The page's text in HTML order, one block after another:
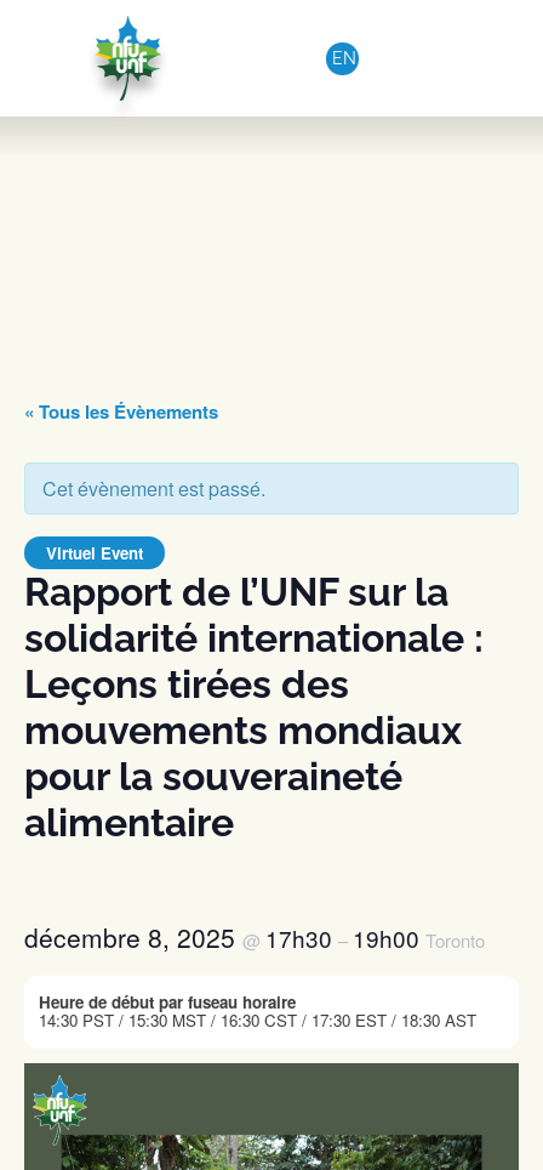
Aller au contenu
EN
« Tous les Évènements
Cet évènement est passé.
Rapport de l’UNF sur la
solidarité internationale :
Leçons tirées des
mouvements mondiaux
pour la souveraineté
alimentaire
Virtuel Event
décembre 8, 2025 @ 17h30 – 19h00 Toronto
Heure de début par fuseau horaire
14:30 PST / 15:30 MST / 16:30 CST / 17:30 EST / 18:30 AST